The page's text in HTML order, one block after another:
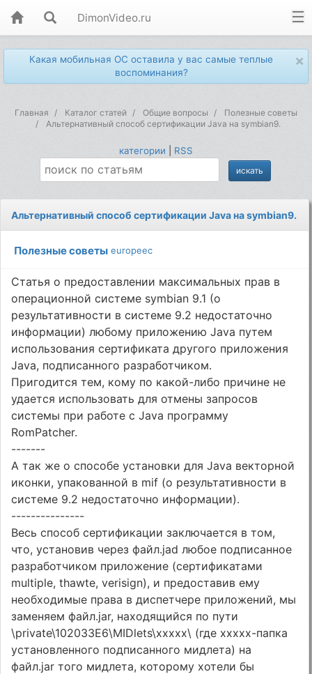
DimonVideo.ru
×
Какая мобильная ОС оставила у вас самые теплые
воспоминания?
Главная Каталог статей Общие вопросы
Полезные советы
Альтернативный способ сертификации Java на symbian9.
категории RSS
Альтернативный способ сертификации Java на symbian9.
Полезные советы europeec
Статья о предоставлении максимальных прав в
операционной системе symbian 9.1 (о
результативности в системе 9.2 недостаточно
информации) любому приложению Java путем
использования сертификата другого приложения
Java, подписанного разработчиком.
Пригодится тем, кому по какой-либо причине не
удается использовать для отмены запросов
системы при работе с Java программу
RomPatcher.
-------
А так же о способе установки для Java векторной
иконки, упакованной в mif (о результативности в
системе 9.2 недостаточно информации).
---------------
Весь способ сертификации заключается в том,
что, установив через файл.jad любое подписанное
разработчиком приложение (сертификатами
multiple, thawte, verisign), и предоставив ему
необходимые права в диспетчере приложений, мы
заменяем файл.jar, находящийся по пути
\private\102033E6\MIDlets\xxxxx\ (где xxxxx-папка
установленного подписанного мидлета) на
файл.jar того мидлета, которому хотели бы